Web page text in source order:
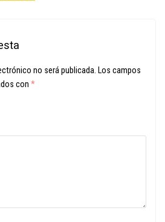
no será publicada. Los campos
con *